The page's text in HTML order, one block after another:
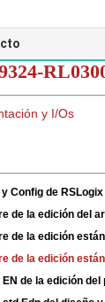
y I/Os
y Config de
de la edición del
de la edición
de la edición
EN de la edición